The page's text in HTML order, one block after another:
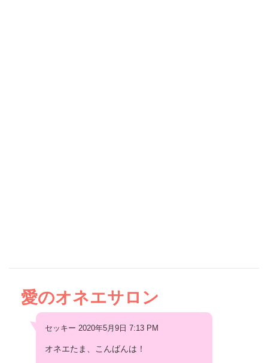
愛のオネエサロン
セッキー 2020年5月9日 7:13 PM
オネエたま、こんばんは！